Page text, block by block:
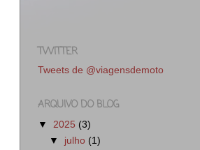
TWITTER
Tweets de @viagensdemoto
ARQUIVO DO BLOG
▼ 2025 (3)
▼ julho (1)